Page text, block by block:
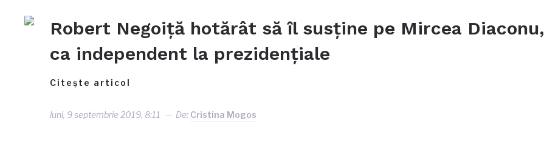
Robert Negoiţă hotărât să îl susţine pe Mircea Diaconu,
ca independent la prezidenţiale
Citește articol
luni, 9 septembrie 2019, 8:11 De: Cristina Mogos